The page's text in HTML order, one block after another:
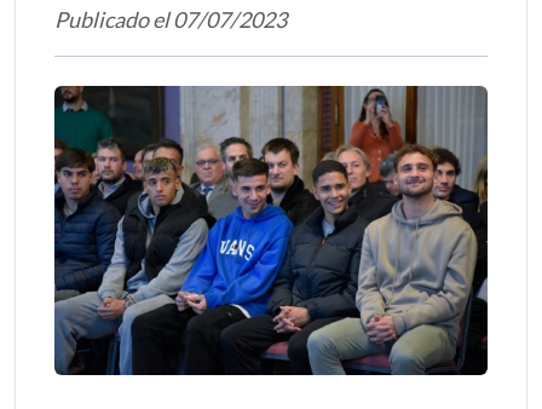
Publicado el 07/07/2023